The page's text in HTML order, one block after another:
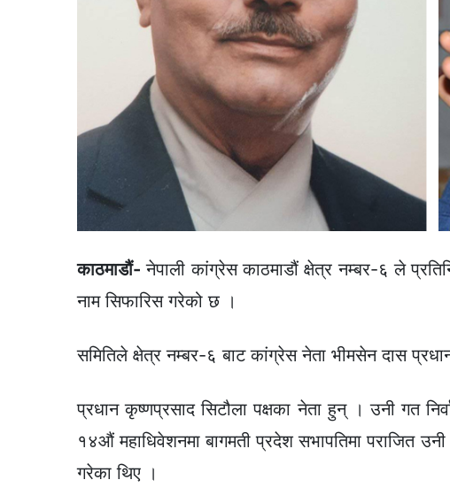
काठमाडौं- नेपाली कांग्रेस काठमाडौं क्षेत्र नम्बर-६ ले
नाम सिफारिस गरेको छ ।
समितिले क्षेत्र नम्बर-६ बाट कांग्रेस नेता भीमसेन दास
प्रधान कृष्णप्रसाद सिटौला पक्षका नेता हुन् । उनी गत
१४औं महाधिवेशनमा बागमती प्रदेश सभापतिमा पराजित उनी
गरेका थिए ।